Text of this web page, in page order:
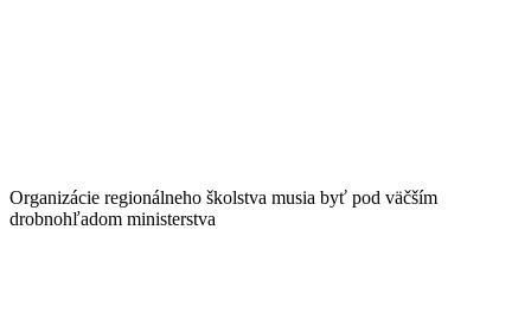
Organizácie regionálneho školstva musia byť pod väčším
drobnohľadom ministerstva